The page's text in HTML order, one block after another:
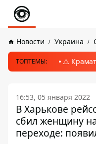
Новости Украина
ТОПТЕМЫ: ⚠️
16:53, 05 января 2022
В Харькове
сбил женщину
переходе: